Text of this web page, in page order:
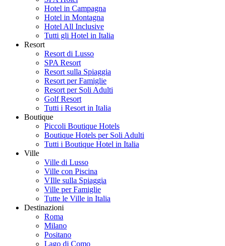
Hotel in Campagna
Hotel in Montagna
Hotel All Inclusive
Tutti gli Hotel in Italia
Resort
Resort di Lusso
SPA Resort
Resort sulla Spiaggia
Resort per Famiglie
Resort per Soli Adulti
Golf Resort
Tutti i Resort in Italia
Boutique
Piccoli Boutique Hotels
Boutique Hotels per Soli Adulti
Tutti i Boutique Hotel in Italia
Ville
Ville di Lusso
Ville con Piscina
VIlle sulla Spiaggia
Ville per Famiglie
Tutte le Ville in Italia
Destinazioni
Roma
Milano
Positano
Lago di Como